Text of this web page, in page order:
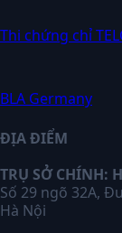
Thi chứng chỉ
BLA Germany
ĐỊA ĐIỂM
TRỤ SỞ CHÍNH:
Số 29 ngõ 32A,
Hà Nội